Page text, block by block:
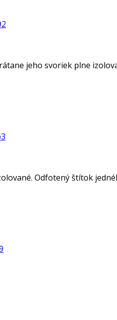
jeho svoriek plne
Odfotený štítok